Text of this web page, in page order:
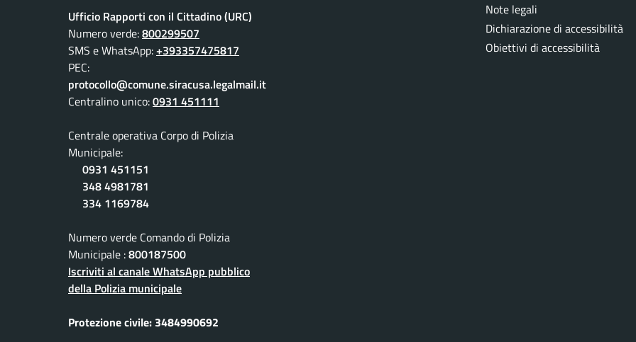
Ufficio Rapporti con il Cittadino (URC)
Numero verde:800299507
SMS e WhatsApp:+393357475817
PEC:
protocollo@comune.siracusa.legalmail.it
Centralino unico:0931 451111
Centrale operativa Corpo di Polizia
Municipale:
0931 451151
348 4981781
334 1169784
Numero verde Comando di Polizia
Municipale :800187500
Iscriviti al canale WhatsApp pubblico
della Polizia municipale
Protezione civile: 3484990692
Note legali
Dichiarazione di accessibilità
Obiettivi di accessibilità